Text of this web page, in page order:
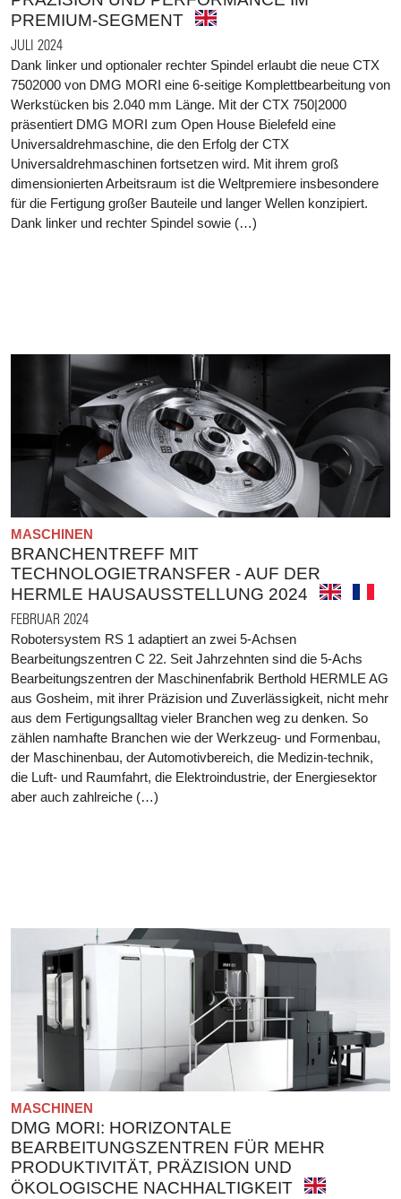
PREMIUM-SEGMENT
JULI 2024
Dank linker und optionaler rechter Spindel erlaubt die neue CTX
7502000 von DMG MORI eine 6-seitige Komplettbearbeitung von
Werkstücken bis 2.040 mm Länge. Mit der CTX 750|2000
präsentiert DMG MORI zum Open House Bielefeld eine
Universaldrehmaschine, die den Erfolg der CTX
Universaldrehmaschinen fortsetzen wird. Mit ihrem groß
dimensionierten Arbeitsraum ist die Weltpremiere insbesondere
für die Fertigung großer Bauteile und langer Wellen konzipiert.
Dank linker und rechter Spindel sowie (…)
MASCHINEN
BRANCHENTREFF MIT
TECHNOLOGIETRANSFER - AUF DER
HERMLE HAUSAUSSTELLUNG 2024
FEBRUAR 2024
Robotersystem RS 1 adaptiert an zwei 5-Achsen
Bearbeitungszentren C 22. Seit Jahrzehnten sind die 5-Achs
Bearbeitungszentren der Maschinenfabrik Berthold HERMLE AG
aus Gosheim, mit ihrer Präzision und Zuverlässigkeit, nicht mehr
aus dem Fertigungsalltag vieler Branchen weg zu denken. So
zählen namhafte Branchen wie der Werkzeug- und Formenbau,
der Maschinenbau, der Automotivbereich, die Medizin-technik,
die Luft- und Raumfahrt, die Elektroindustrie, der Energiesektor
aber auch zahlreiche (…)
MASCHINEN
DMG MORI: HORIZONTALE
BEARBEITUNGSZENTREN FÜR MEHR
PRODUKTIVITÄT, PRÄZISION UND
ÖKOLOGISCHE NACHHALTIGKEIT